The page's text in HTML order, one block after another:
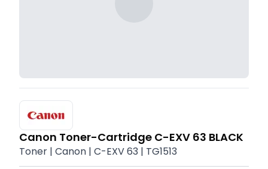
Canon Toner-Cartridge C-EXV 63 BLACK
Toner | Canon | C-EXV 63 | TG1513